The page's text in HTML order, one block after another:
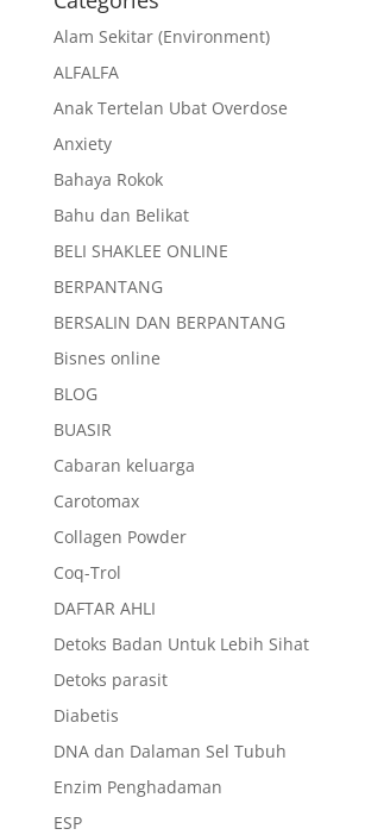
Alam Sekitar (Environment)
ALFALFA
Anak Tertelan Ubat Overdose
Anxiety
Bahaya Rokok
Bahu dan Belikat
BELI SHAKLEE ONLINE
BERPANTANG
BERSALIN DAN BERPANTANG
Bisnes online
BLOG
BUASIR
Cabaran keluarga
Carotomax
Collagen Powder
Coq-Trol
DAFTAR AHLI
Detoks Badan Untuk Lebih Sihat
Detoks parasit
Diabetis
DNA dan Dalaman Sel Tubuh
Enzim Penghadaman
ESP